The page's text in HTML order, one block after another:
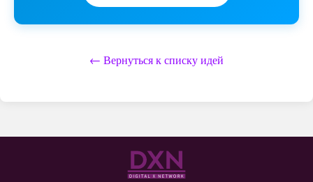
← Вернуться к списку идей